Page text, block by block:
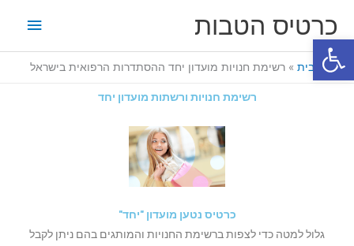
פתח סרגל נגישות
לתוכןכרטיס הטבות
ראשי
דף הבית רשימת חנויות מועדון יחד ההסתדרות הרפואית בישראל
רשימת חנויות ורשתות מועדון יחד
כרטיס נטען מועדון "יחד"
גלול למטה כדי לצפות ברשימת החנויות והמותגים בהם ניתן לקבל